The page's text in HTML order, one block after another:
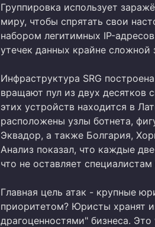
Группировка использует
миру, чтобы спрятать свои
набором легитимных IP-
утечек данных крайне сложной
Инфраструктура SRG
вращают пул из двух десятков
этих устройств находится в
расположены узлы ботнета,
Эквадор, а также Болгария,
Анализ показал, что каждые
что не оставляет
Главная цель атак - крупные
приоритетом? Юристы хранят
драгоценностями" бизнеса.